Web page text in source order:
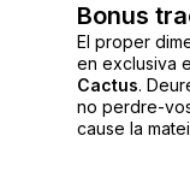
Bonus
El proper
en exclusiva
Cactus.
no perdre-
cause la